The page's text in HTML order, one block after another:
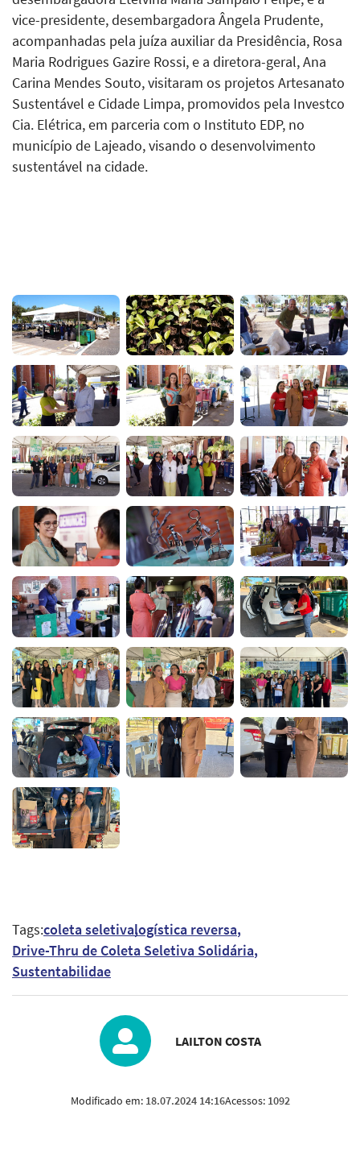
vice-presidente, desembargadora Ângela Prudente,
acompanhadas pela juíza auxiliar da Presidência, Rosa
Maria Rodrigues Gazire Rossi, e a diretora-geral, Ana
Carina Mendes Souto, visitaram os projetos Artesanato
Sustentável e Cidade Limpa, promovidos pela Investco
Cia. Elétrica, em parceria com o Instituto EDP, no
município de Lajeado, visando o desenvolvimento
sustentável na cidade.
Tags:coleta seletivalogística reversa
Drive-Thru de Coleta Seletiva Solidária
Sustentabilidae
LAILTON COSTA
Modificado em: 18.07.2024 14:16Acessos: 1092